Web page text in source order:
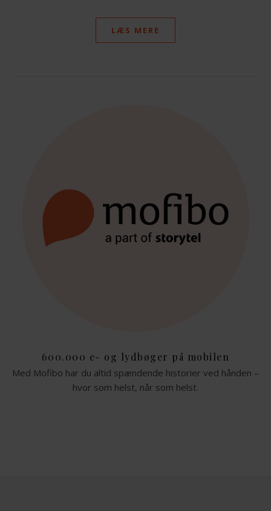
LÆS MERE
600.000 e- og lydbøger på mobilen
Med Mofibo har du altid spændende historier ved hånden –
hvor som helst, når som helst.